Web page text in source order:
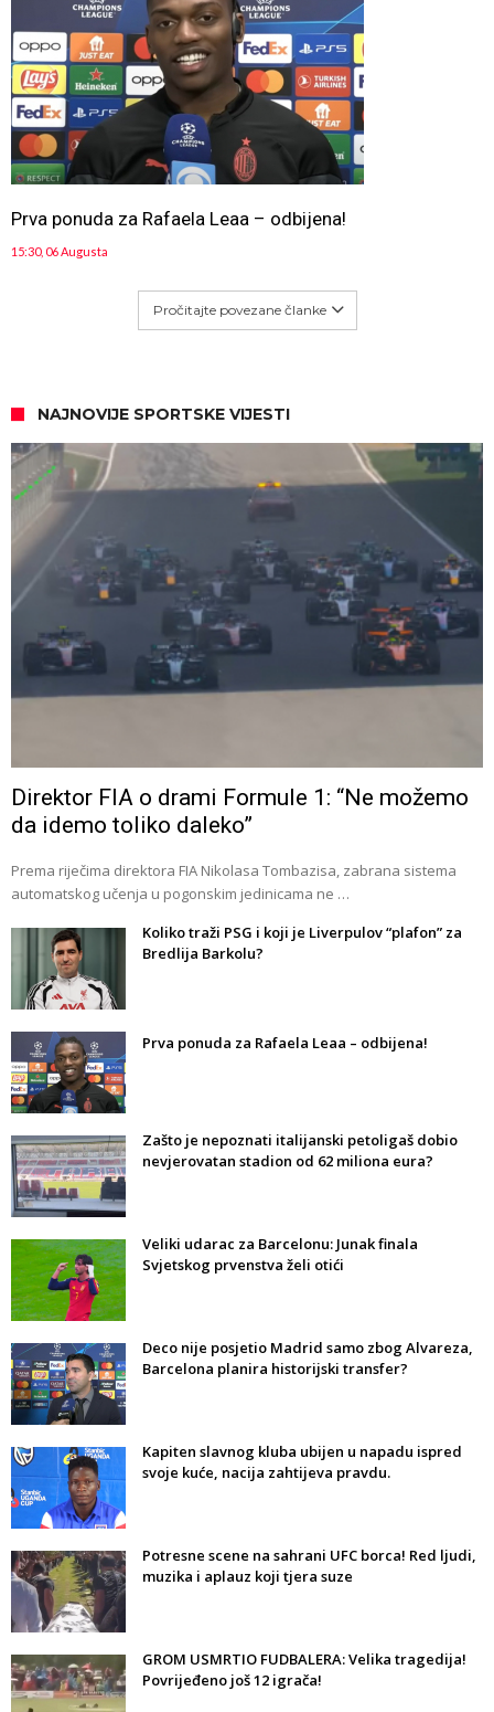
Prva ponuda za Rafaela Leaa – odbijena!
15:30, 06 Augusta
Pročitajte povezane članke
NAJNOVIJE SPORTSKE VIJESTI
Direktor FIA o drami Formule 1: “Ne možemo
da idemo toliko daleko”
Prema riječima direktora FIA Nikolasa Tombazisa, zabrana sistema
automatskog učenja u pogonskim jedinicama ne …
Koliko traži PSG i koji je Liverpulov “plafon” za
Bredlija Barkolu?
Prva ponuda za Rafaela Leaa – odbijena!
Zašto je nepoznati italijanski petoligaš dobio
nevjerovatan stadion od 62 miliona eura?
Veliki udarac za Barcelonu: Junak finala
Svjetskog prvenstva želi otići
Deco nije posjetio Madrid samo zbog Alvareza,
Barcelona planira historijski transfer?
Kapiten slavnog kluba ubijen u napadu ispred
svoje kuće, nacija zahtijeva pravdu.
Potresne scene na sahrani UFC borca! Red ljudi,
muzika i aplauz koji tjera suze
GROM USMRTIO FUDBALERA: Velika tragedija!
Povrijeđeno još 12 igrača!